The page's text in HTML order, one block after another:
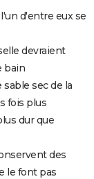
d'entre eux se
devraient
bain
sec de la
fois plus
dur que
des
le font pas